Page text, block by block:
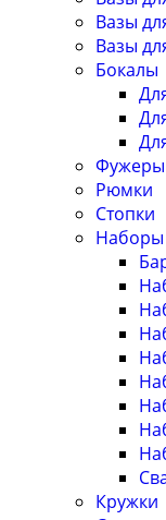
Вазы
Вазы
Бокалы
Фужеры
Рюмки
Стопки
Наборы
Кружки